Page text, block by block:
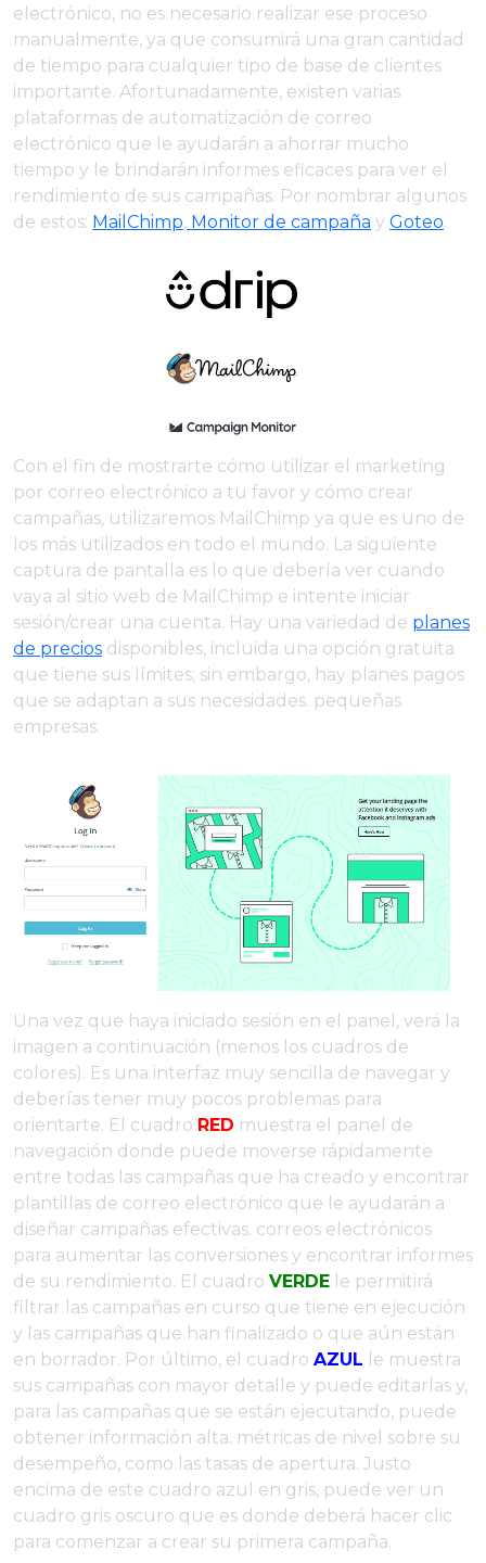
electrónico, no es necesario realizar ese proceso
manualmente, ya que consumirá una gran cantidad
de tiempo para cualquier tipo de base de clientes
importante. Afortunadamente, existen varias
plataformas de automatización de correo
electrónico que le ayudarán a ahorrar mucho
tiempo y le brindarán informes eficaces para ver el
rendimiento de sus campañas. Por nombrar algunos
de estos: MailChimp, Monitor de campaña y Goteo.
Con el fin de mostrarte cómo utilizar el marketing
por correo electrónico a tu favor y cómo crear
campañas, utilizaremos MailChimp ya que es uno de
los más utilizados en todo el mundo. La siguiente
captura de pantalla es lo que debería ver cuando
vaya al sitio web de MailChimp e intente iniciar
sesión/crear una cuenta. Hay una variedad de planes
de precios disponibles, incluida una opción gratuita
que tiene sus límites; sin embargo, hay planes pagos
que se adaptan a sus necesidades. pequeñas
empresas.
Una vez que haya iniciado sesión en el panel, verá la
imagen a continuación (menos los cuadros de
colores). Es una interfaz muy sencilla de navegar y
deberías tener muy pocos problemas para
orientarte. El cuadro RED muestra el panel de
navegación donde puede moverse rápidamente
entre todas las campañas que ha creado y encontrar
plantillas de correo electrónico que le ayudarán a
diseñar campañas efectivas. correos electrónicos
para aumentar las conversiones y encontrar informes
de su rendimiento. El cuadro VERDE le permitirá
filtrar las campañas en curso que tiene en ejecución
y las campañas que han finalizado o que aún están
en borrador. Por último, el cuadro AZUL le muestra
sus campañas con mayor detalle y puede editarlas y,
para las campañas que se están ejecutando, puede
obtener información alta. métricas de nivel sobre su
desempeño, como las tasas de apertura. Justo
encima de este cuadro azul en gris, puede ver un
cuadro gris oscuro que es donde deberá hacer clic
para comenzar a crear su primera campaña.